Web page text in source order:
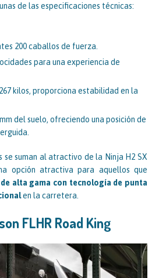
de las especificaciones técnicas:
200 caballos de fuerza.
para una experiencia de
kilos, proporciona estabilidad en la
del suelo, ofreciendo una posición de
se suman al atractivo de la Ninja H2 SX
opción atractiva para aquellos que
alta gama con tecnología de punta
en la carretera.
FLHR Road King